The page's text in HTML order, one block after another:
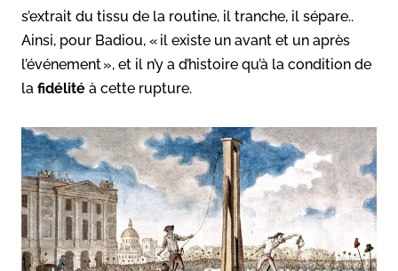
s’extrait du tissu de la routine, il tranche, il sépare..
Ainsi, pour Badiou, « il existe un avant et un après
l’événement », et il n’y a d’histoire qu’à la condition de
la fidélité à cette rupture.